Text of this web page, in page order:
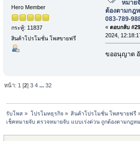
Hero Member
กระทู้: 11837
สินค้าโปรโมชั่น โพสขายฟรี
หมาย
ต้องตามกฎ
083-789-
« ตอบกลับ
2024,
ขออนุญาต
หน้า: 1 [2]3 4 ...32
รับโพส » โปรโมทธุรกิจ» สินค้าโปรโมชั่น โพสขายฟรี
เช็คหมายจับ ตรวจหมายจับ แบบเร่งด่วน ถูกต้องตามกฎห